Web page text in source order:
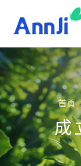
首頁
成